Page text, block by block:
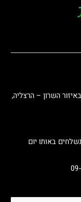
החל מהזמנות של 450 שקל באיזור השרון – הרצליה,
12:00 בצהריים נשלחים באותו יום